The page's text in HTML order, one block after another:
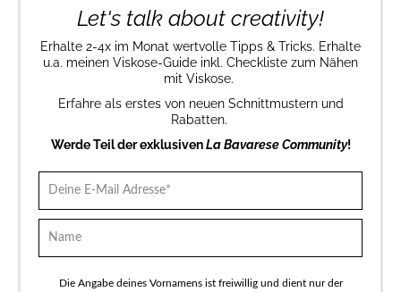
Let's talk about creativity!
Erhalte 2-4x im Monat wertvolle Tipps & Tricks. Erhalte
u.a. meinen Viskose-Guide inkl. Checkliste zum Nähen
mit Viskose.
Erfahre als erstes von neuen Schnittmustern und
Rabatten.
Werde Teil der exklusivenLa Bavarese Community!
Die Angabe deines Vornamens ist freiwillig und dient nur der